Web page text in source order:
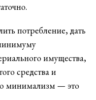
потребление, дать
имущества,
средства и
минимализм — это